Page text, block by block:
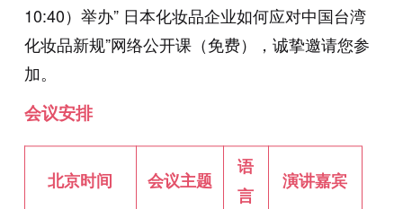
10:40）举办” 日本化妆品企业如何应对中国台湾
化妆品新规”网络公开课（免费），诚挚邀请您参
加。
会议安排
北京时间 会议主题
语
言
演讲嘉宾